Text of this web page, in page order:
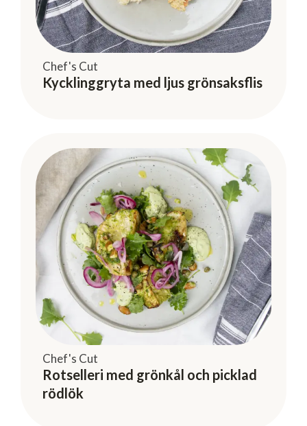
Chef's Cut
Kycklinggryta med ljus grönsaksflis
Chef's Cut
Rotselleri med grönkål och picklad
rödlök